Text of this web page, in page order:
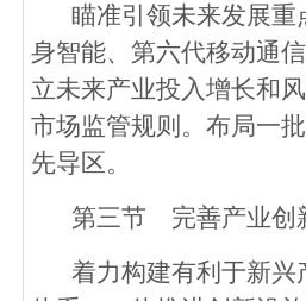
瞄准引领未来发展
身智能、第六代移动通
立未来产业投入增长和
市场监管规则。布局一
先导区。
第三节 完善产业创
着力构建有利于新